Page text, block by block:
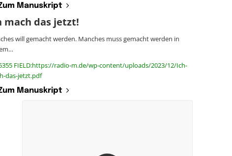
Manuskript
mach das jetzt!
will gemacht werden. Manches muss gemacht werden in
FIELD:https://radio-m.de/wp-content/uploads/2023/12/Ich-
das-jetzt.pdf
Manuskript